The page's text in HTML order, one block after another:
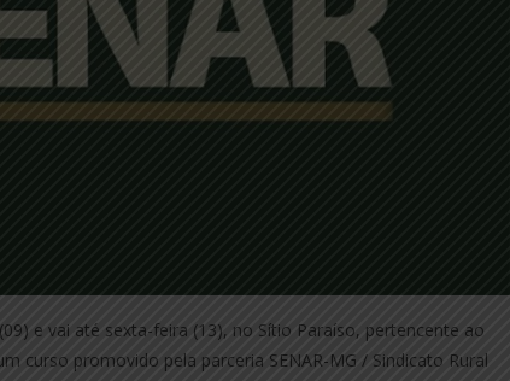
e vai até sexta-feira (13), no Sítio Paraíso, pertencente ao
curso promovido pela parceria SENAR-MG / Sindicato Rural